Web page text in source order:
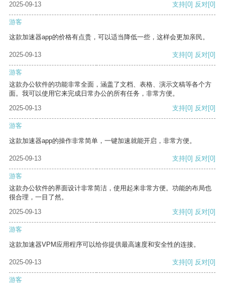
2025-09-13 支持[0] 反对[0]
游客
这款加速器app的价格有点贵，可以适当降低一些，这样会更加亲民。
2025-09-13 支持[0] 反对[0]
游客
这款办公软件的功能非常全面，涵盖了文档、表格、演示文稿等各个方
面。我可以使用它来完成日常办公的所有任务，非常方便。
2025-09-13
支持[0] 反对[0]
游客
这款加速器app的操作非常简单，一键加速就能开启，非常方便。
2025-09-13 支持[0] 反对[0]
游客
这款办公软件的界面设计非常简洁，使用起来非常方便。功能的布局也
很合理，一目了然。
2025-09-13
支持[0] 反对[0]
游客
这款加速器VPM应用程序可以给你提供最高速度和安全性的连接。
2025-09-13 支持[0] 反对[0]
游客